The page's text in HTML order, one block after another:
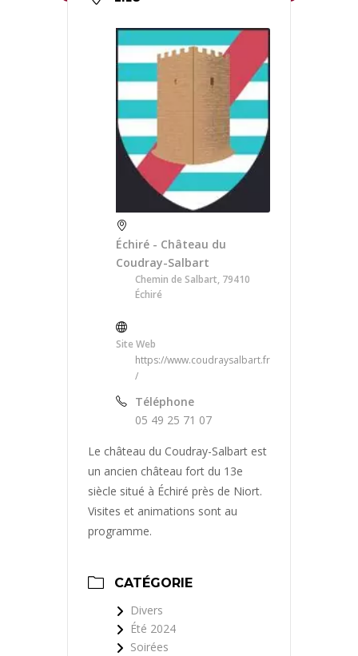
Échiré - Château du
Coudray-Salbart
Chemin de Salbart, 79410
Échiré
Site Web
https://www.coudraysalbart.fr
/
Téléphone
05 49 25 71 07
Le château du Coudray-Salbart est
un ancien château fort du 13e
siècle situé à Échiré près de Niort.
Visites et animations sont au
programme.
CATÉGORIE
Divers
Été 2024
Soirées